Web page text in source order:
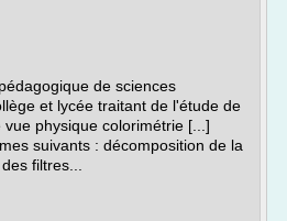
de sciences
et lycée traitant de l'étude de
physique colorimétrie [...]
suivants : décomposition de la
filtres...